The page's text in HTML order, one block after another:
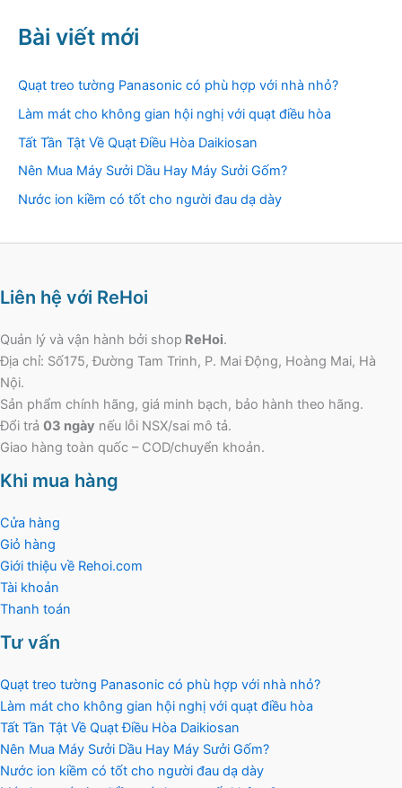
Bài viết mới
Quạt treo tường Panasonic có phù hợp với nhà nhỏ?
Làm mát cho không gian hội nghị với quạt điều hòa
Tất Tần Tật Về Quạt Điều Hòa Daikiosan
Nên Mua Máy Sưởi Dầu Hay Máy Sưởi Gốm?
Nước ion kiềm có tốt cho người đau dạ dày
Liên hệ với ReHoi
Quản lý và vận hành bởi shop ReHoi.
Địa chỉ: Số175, Đường Tam Trinh, P. Mai Động, Hoàng Mai, Hà
Nội.
Sản phẩm chính hãng, giá minh bạch, bảo hành theo hãng.
Đổi trả 03 ngày nếu lỗi NSX/sai mô tả.
Giao hàng toàn quốc – COD/chuyển khoản.
Khi mua hàng
Cửa hàng
Giỏ hàng
Giới thiệu về Rehoi.com
Tài khoản
Thanh toán
Tư vấn
Quạt treo tường Panasonic có phù hợp với nhà nhỏ?
Làm mát cho không gian hội nghị với quạt điều hòa
Tất Tần Tật Về Quạt Điều Hòa Daikiosan
Nên Mua Máy Sưởi Dầu Hay Máy Sưởi Gốm?
Nước ion kiềm có tốt cho người đau dạ dày